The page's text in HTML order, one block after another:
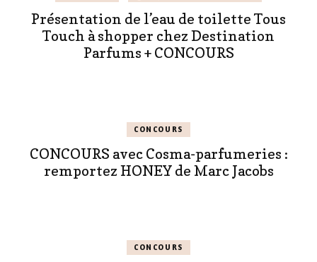
Présentation de l’eau de toilette Tous
Touch à shopper chez Destination
Parfums + CONCOURS
CONCOURS
CONCOURS avec Cosma-parfumeries :
remportez HONEY de Marc Jacobs
CONCOURS